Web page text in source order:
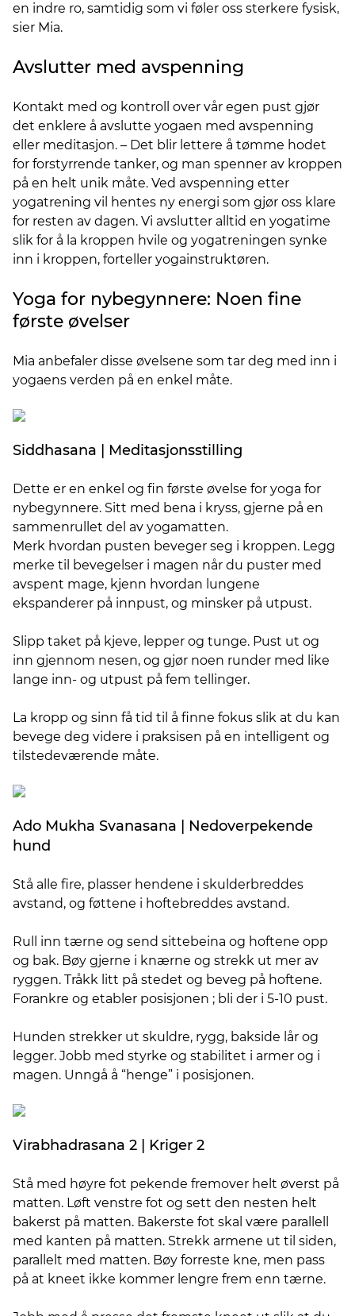
en indre ro, samtidig som vi føler oss sterkere fysisk,
sier Mia.
Avslutter med avspenning
Kontakt med og kontroll over vår egen pust gjør
det enklere å avslutte yogaen med avspenning
eller meditasjon. – Det blir lettere å tømme hodet
for forstyrrende tanker, og man spenner av kroppen
på en helt unik måte. Ved avspenning etter
yogatrening vil hentes ny energi som gjør oss klare
for resten av dagen. Vi avslutter alltid en yogatime
slik for å la kroppen hvile og yogatreningen synke
inn i kroppen, forteller yogainstruktøren.
Yoga for nybegynnere: Noen fine
første øvelser
Mia anbefaler disse øvelsene som tar deg med inn i
yogaens verden på en enkel måte.
Siddhasana | Meditasjonsstilling
Dette er en enkel og fin første øvelse for yoga for
nybegynnere. Sitt med bena i kryss, gjerne på en
sammenrullet del av yogamatten.
Merk hvordan pusten beveger seg i kroppen. Legg
merke til bevegelser i magen når du puster med
avspent mage, kjenn hvordan lungene
ekspanderer på innpust, og minsker på utpust.
Slipp taket på kjeve, lepper og tunge. Pust ut og
inn gjennom nesen, og gjør noen runder med like
lange inn- og utpust på fem tellinger.
La kropp og sinn få tid til å finne fokus slik at du kan
bevege deg videre i praksisen på en intelligent og
tilstedeværende måte.
Ado Mukha Svanasana | Nedoverpekende
hund
Stå alle fire, plasser hendene i skulderbreddes
avstand, og føttene i hoftebreddes avstand.
Rull inn tærne og send sittebeina og hoftene opp
og bak. Bøy gjerne i knærne og strekk ut mer av
ryggen. Tråkk litt på stedet og beveg på hoftene.
Forankre og etabler posisjonen ; bli der i 5-10 pust.
Hunden strekker ut skuldre, rygg, bakside lår og
legger. Jobb med styrke og stabilitet i armer og i
magen. Unngå å “henge” i posisjonen.
Virabhadrasana 2 | Kriger 2
Stå med høyre fot pekende fremover helt øverst på
matten. Løft venstre fot og sett den nesten helt
bakerst på matten. Bakerste fot skal være parallell
med kanten på matten. Strekk armene ut til siden,
parallelt med matten. Bøy forreste kne, men pass
på at kneet ikke kommer lengre frem enn tærne.